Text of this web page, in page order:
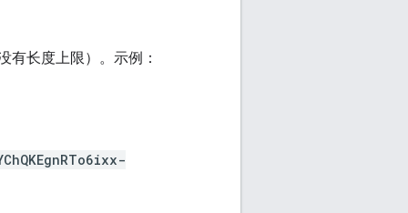
有长度上限）。示例：